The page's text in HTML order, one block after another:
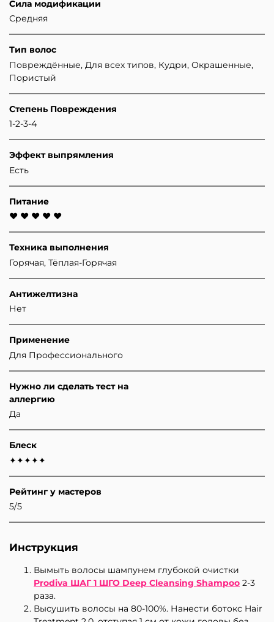
Сила модификации
Средняя
Тип волос
Повреждённые, Для всех типов, Кудри, Окрашенные,
Пористый
Степень Повреждения
1-2-3-4
Эффект выпрямления
Есть
Питание
♥ ♥ ♥ ♥ ♥
Техника выполнения
Горячая, Тёплая-Горячая
Антижелтизна
Нет
Применение
Для Профессионального
Нужно ли сделать тест на
аллергию
Да
Блеск
✦✦✦✦✦
Рейтинг у мастеров
5/5
Инструкция
Вымыть волосы шампунем глубокой очистки
Prodiva ШАГ 1 ШГО Deep Cleansing Shampoo 2-3
раза.
Высушить волосы на 80-100%. Нанести ботокс Hair